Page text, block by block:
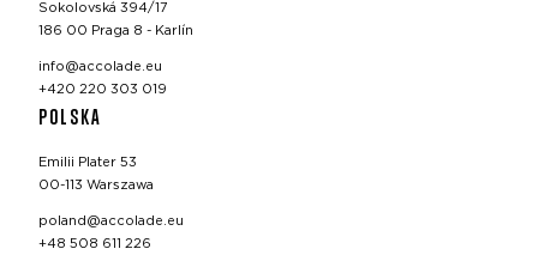
Sokolovská 394/17
186 00 Praga 8 - Karlín
info@accolade.eu
+420 220 303 019
POLSKA
Emilii Plater 53
00-113 Warszawa
poland@accolade.eu
+48 508 611 226